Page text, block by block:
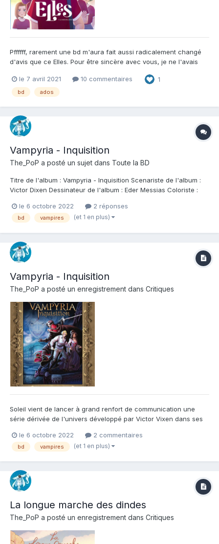
Pffffff, rarement une bd m'aura fait aussi radicalement changé
d'avis que ce Elles. Pour être sincère avec vous, je ne l'avais
me sentais clairement pas intéressé et je pensais que cette BD
n'était juste pas faite pour moi. Et puis la gro...
le 7 avril 2021 10 commentaires 1
bd ados
Vampyria - Inquisition
The_PoP a posté un sujet dans Toute la BD
Titre de l'album : Vampyria - Inquisition Scenariste de l'album :
Victor Dixen Dessinateur de l'album : Eder Messias Coloriste :
En l'an 1715, Louis XIV le Roy-Soleil s'est transmuté en vampyre
pour deven...
le 6 octobre 2022 2 réponses
bd vampires (et 1 en plus)
Vampyria - Inquisition
The_PoP a posté un enregistrement dans Critiques
Soleil vient de lancer à grand renfort de communication une
série dérivée de l'univers développé par Victor Vixen dans ses
et donne vite envie d'en découvrir plus. La cible de cette
nouvelle série est clairement un public ados, entre...
le 6 octobre 2022 2 commentaires
bd vampires (et 1 en plus)
La longue marche des dindes
The_PoP a posté un enregistrement dans Critiques